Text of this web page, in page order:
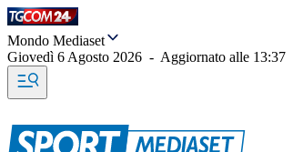
Mondo Mediaset
Giovedì 6 Agosto 2026 - Aggiornato alle 13:37